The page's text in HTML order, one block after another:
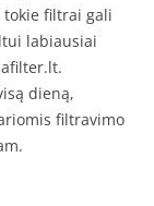
filtrai gali
labiausiai
dieną,
filtravimo